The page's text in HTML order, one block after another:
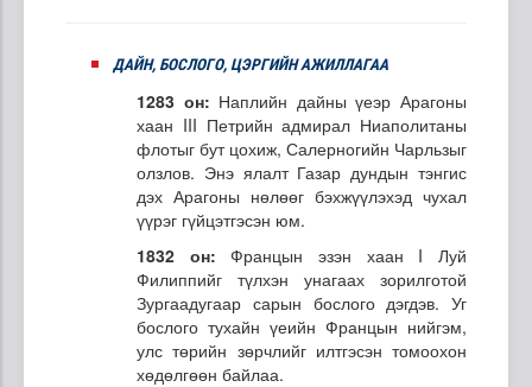
ДАЙН, БОСЛОГО, ЦЭРГИЙН АЖИЛЛАГАА
1283 он: Наплийн дайны үеэр Арагоны
хаан III Петрийн адмирал Ниаполитаны
флотыг бут цохиж, Салерногийн Чарльзыг
олзлов. Энэ ялалт Газар дундын тэнгис
дэх Арагоны нөлөөг бэхжүүлэхэд чухал
үүрэг гүйцэтгэсэн юм.
1832 он: Францын эзэн хаан I Луй
Филиппийг түлхэн унагаах зорилготой
Зургаадугаар сарын бослого дэгдэв. Уг
бослого тухайн үеийн Францын нийгэм,
улс төрийн зөрчлийг илтгэсэн томоохон
хөдөлгөөн байлаа.